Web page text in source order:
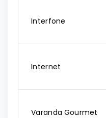
Interfone
Internet
Varanda Gourmet